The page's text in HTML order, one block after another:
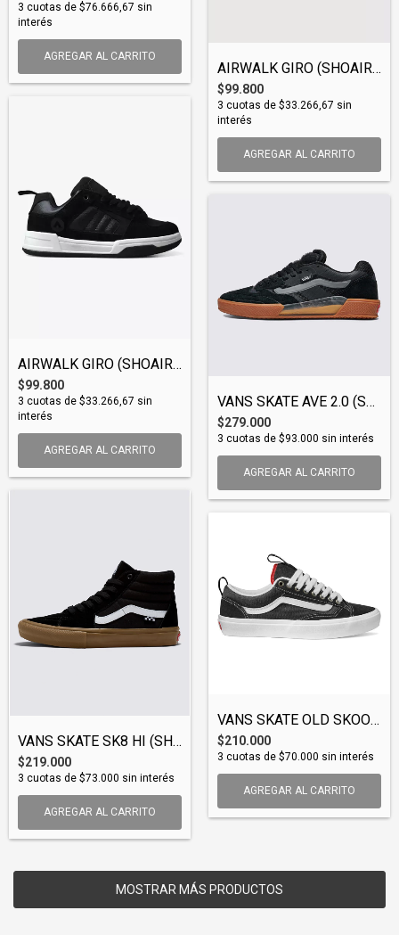
3 cuotas de $76.666,67 sin
interés
AGREGAR AL CARRITO
AIRWALK GIRO (SHOAIR010)
$99.800
3 cuotas de $33.266,67 sin
interés
AGREGAR AL CARRITO
AIRWALK GIRO (SHOAIR009)
$99.800
3 cuotas de $33.266,67 sin
interés
AGREGAR AL CARRITO
VANS SKATE AVE 2.0 (SHOVAN150)
$279.000
3 cuotas de $93.000 sin interés
AGREGAR AL CARRITO
VANS SKATE SK8 HI (SHOVAN063)
$219.000
3 cuotas de $73.000 sin interés
AGREGAR AL CARRITO
VANS SKATE OLD SKOOL 36+ (SHOVAN149)
$210.000
3 cuotas de $70.000 sin interés
AGREGAR AL CARRITO
MOSTRAR MÁS PRODUCTOS